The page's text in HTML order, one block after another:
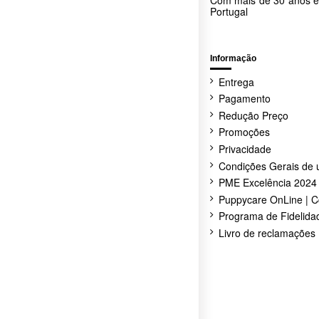
12
novo alimento
As quantidades
consideração factores
Se o seu gato tiver
Deve ter ao dispor do
Água g
Ingredientes
Farinha de peixe,
vitaminas e
beterraba, taurina,
Portugal
Informação
Entrega
Pagamento
Redução Preço
Promoções
Privacidade
Condições Gerais de
PME Excelência 2024
Puppycare OnLine |
Programa de
Livro de reclamações